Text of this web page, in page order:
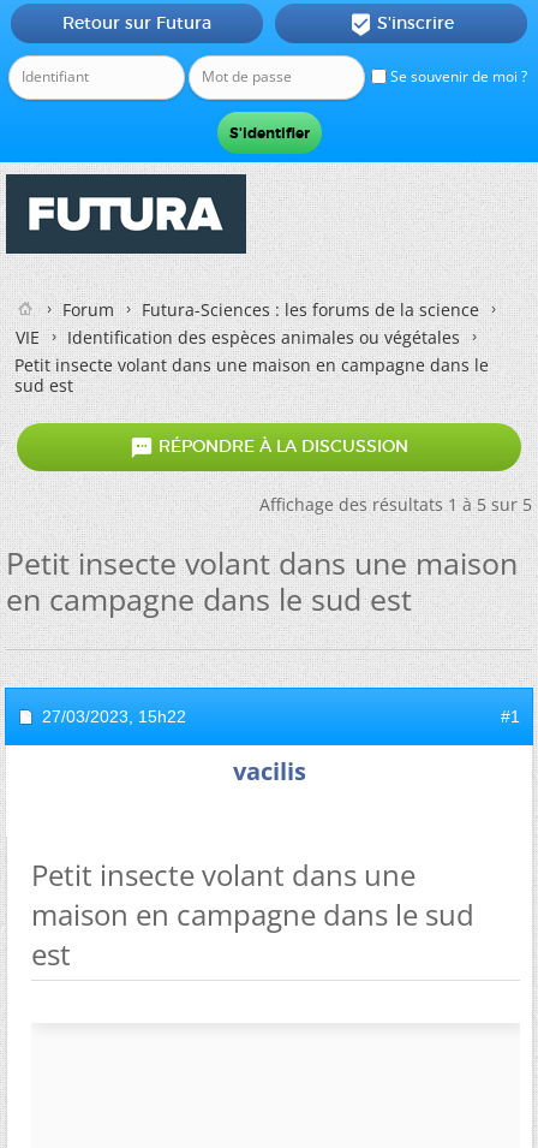
Se souvenir de moi ?
Retour sur Futura  S'inscrire
Forum
Futura-Sciences : les forums de la science
VIE
Identification des espèces animales ou végétales
Petit insecte volant dans une maison en campagne dans le
sud est
 RÉPONDRE À LA DISCUSSION
Affichage des résultats 1 à 5 sur 5
Petit insecte volant dans une maison
en campagne dans le sud est
27/03/2023, 15h22 #1
vacilis
Petit insecte volant dans une
maison en campagne dans le sud
est